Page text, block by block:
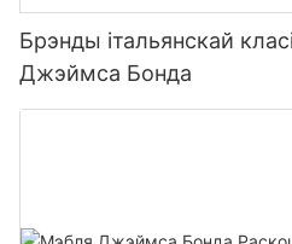
Брэнды італьянскай
Джэймса Бонда